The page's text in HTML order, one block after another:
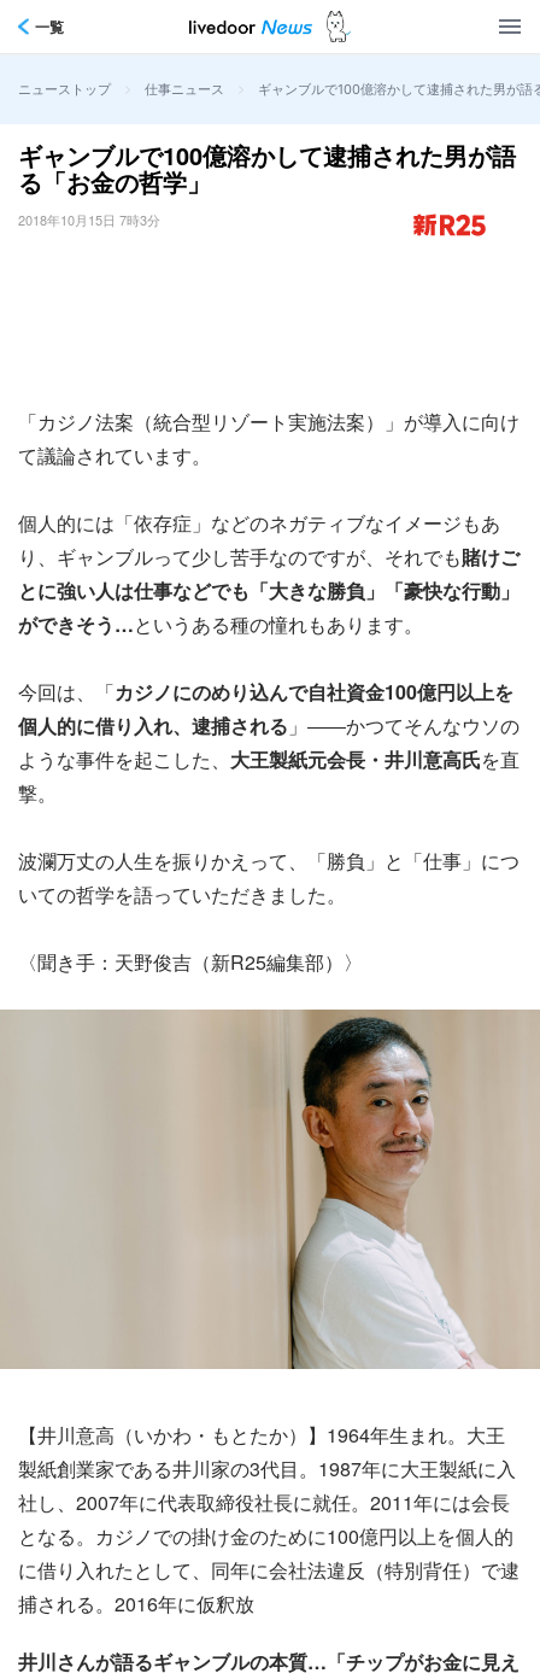
一覧
ニューストップ > 仕事ニュース > ギャンブルで100億溶かして逮捕された男が語
ギャンブルで100億溶かして逮捕された男が語
る「お金の哲学」
2018年10月15日 7時3分
「カジノ法案（統合型リゾート実施法案）」が導入に向け
て議論されています。
個人的には「依存症」などのネガティブなイメージもあ
り、ギャンブルって少し苦手なのですが、それでも賭けご
とに強い人は仕事などでも「大きな勝負」「豪快な行動」
ができそう…というある種の憧れもあります。
今回は、「カジノにのめり込んで自社資金100億円以上を
個人的に借り入れ、逮捕される 」――かつてそんなウソの
ような事件を起こした、 大王製紙元会長・井川意高氏を直
撃。
波瀾万丈の人生を振りかえって、「勝負」と「仕事」につ
いての哲学を語っていただきました。
〈聞き手：天野俊吉（新R25編集部）〉
【井川意高（いかわ・もとたか）】1964年生まれ。大王
製紙創業家である井川家の3代目。1987年に大王製紙に入
社し、2007年に代表取締役社長に就任。2011年には会長
となる。カジノでの掛け金のために100億円以上を個人的
に借り入れたとして、同年に会社法違反（特別背任）で逮
捕される。2016年に仮釈放
井川さんが語るギャンブルの本質…「チップがお金に見え